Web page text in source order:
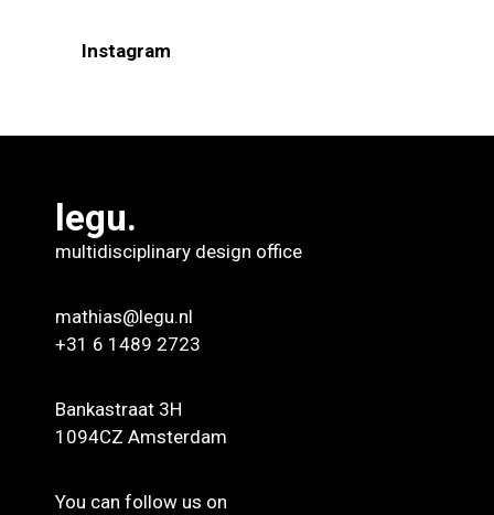
Instagram
legu.
multidisciplinary design office
mathias@legu.nl
+31 6 1489 2723
Bankastraat 3H
1094CZ Amsterdam
You can follow us on